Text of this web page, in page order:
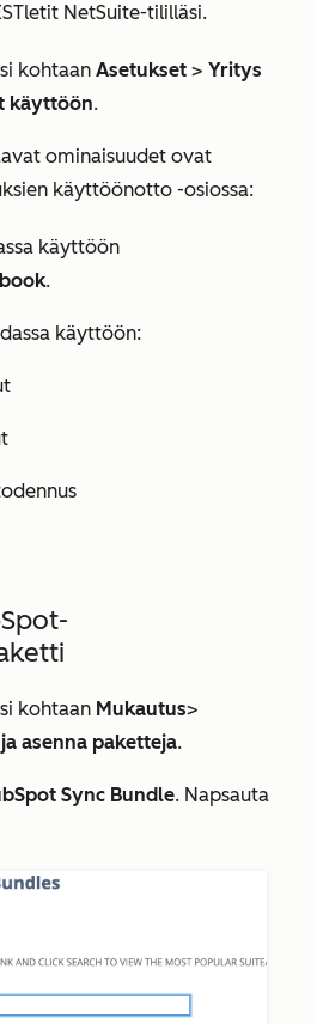
NetSuite-tililläsi.
kohtaan Asetukset > Yritys
käyttöön.
ominaisuudet ovat
käyttöönotto -osiossa:
käyttöön
.
käyttöön:
kohtaan Mukautus>
asenna paketteja.
Sync Bundle. Napsauta